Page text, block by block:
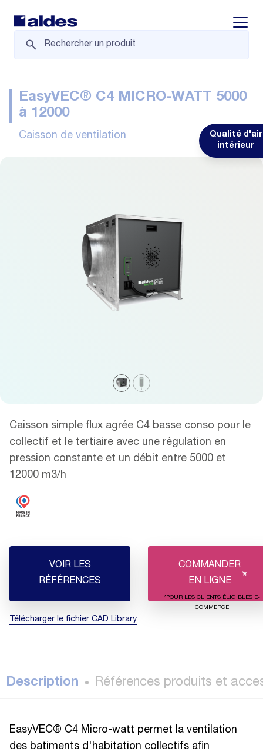
Qualité d'air
intérieur
EasyVEC® C4 MICRO-WATT 5000
à 12000
Caisson de ventilation
Caisson simple flux agrée C4 basse conso pour le
collectif et le tertiaire avec une régulation en
pression constante et un débit entre 5000 et
12000 m3/h
VOIR LES
RÉFÉRENCES
COMMANDER
EN LIGNE
*POUR LES CLIENTS ÉLIGIBLES E-
COMMERCE
Télécharger le fichier CAD Library
Description Références produits et
EasyVEC® C4 Micro-watt permet la ventilation
des batiments d'habitation collectifs afin